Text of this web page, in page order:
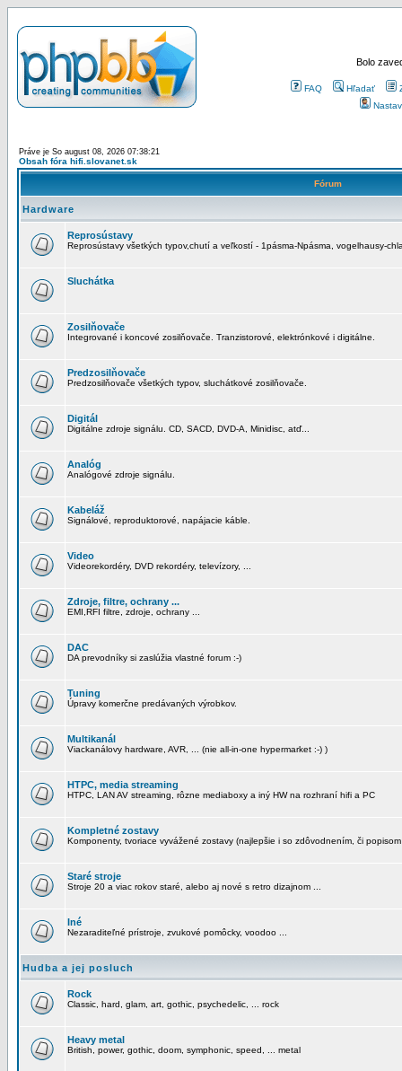
Bolo
FAQ Hľadať
Práve je So august 08, 2026 07:38:21
Obsah fóra hifi.slovanet.sk
Fórum
Hardware
Reprosústavy
Reprosústavy všetkých typov,chutí a veľkostí - 1pásma-Npásma, vogelhausy-
Sluchátka
Zosilňovače
Integrované i koncové zosilňovače. Tranzistorové, elektrónkové i digitálne.
Predzosilňovače
Predzosilňovače všetkých typov, sluchátkové zosilňovače.
Digitál
Digitálne zdroje signálu. CD, SACD, DVD-A, Minidisc, atď...
Analóg
Analógové zdroje signálu.
Kabeláž
Signálové, reproduktorové, napájacie káble.
Video
Videorekordéry, DVD rekordéry, televízory, ...
Zdroje, filtre, ochrany ...
EMI,RFI filtre, zdroje, ochrany ...
DAC
DA prevodníky si zaslúžia vlastné forum :-)
Tuning
Úpravy komerčne predávaných výrobkov.
Multikanál
Viackanálovy hardware, AVR, ... (nie all-in-one hypermarket :-) )
HTPC, media streaming
HTPC, LAN AV streaming, rôzne mediaboxy a iný HW na rozhraní hifi a PC
Kompletné zostavy
Komponenty, tvoriace vyvážené zostavy (najlepšie i so zdôvodnením, či
Staré stroje
Stroje 20 a viac rokov staré, alebo aj nové s retro dizajnom ...
Iné
Nezaraditeľné prístroje, zvukové pomôcky, voodoo ...
Hudba a jej posluch
Rock
Classic, hard, glam, art, gothic, psychedelic, ... rock
Heavy metal
British, power, gothic, doom, symphonic, speed, ... metal